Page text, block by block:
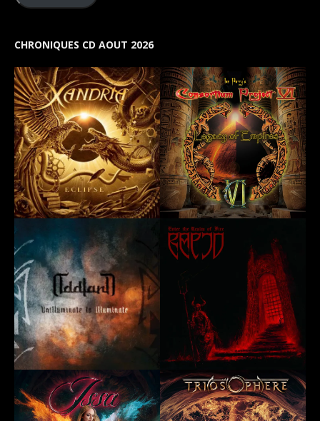
CHRONIQUES CD AOUT 2026